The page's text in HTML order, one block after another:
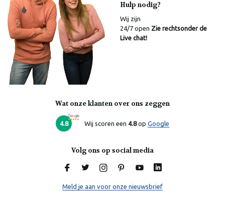
Hulp nodig?
Wij zijn
24/7 open Zie rechtsonder de
Live chat!
Wat onze klanten over ons zeggen
4.8 Wij scoren een 4.8op Google
Volg ons op social media
Meld je aan voor onze nieuwsbrief
Online